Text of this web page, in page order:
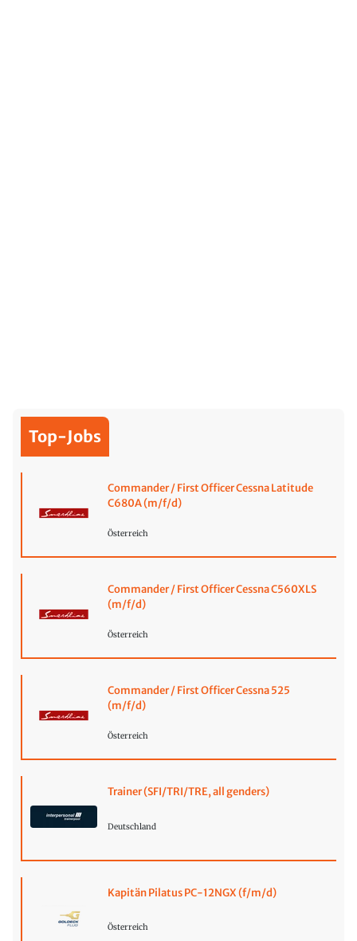
Top-Jobs
Commander / First Officer Cessna Latitude
C680A (m/f/d)
Österreich
Commander / First Officer Cessna C560XLS
(m/f/d)
Österreich
Commander / First Officer Cessna 525
(m/f/d)
Österreich
Trainer (SFI/TRI/TRE, all genders)
Deutschland
Kapitän Pilatus PC-12NGX (f/m/d)
Österreich